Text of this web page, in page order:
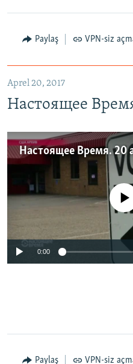
Paylaş VPN-siz
Aprel 20, 2017
Настоящее
Настоящее Время. 20
No media source
0:00
Paylaş VPN-siz